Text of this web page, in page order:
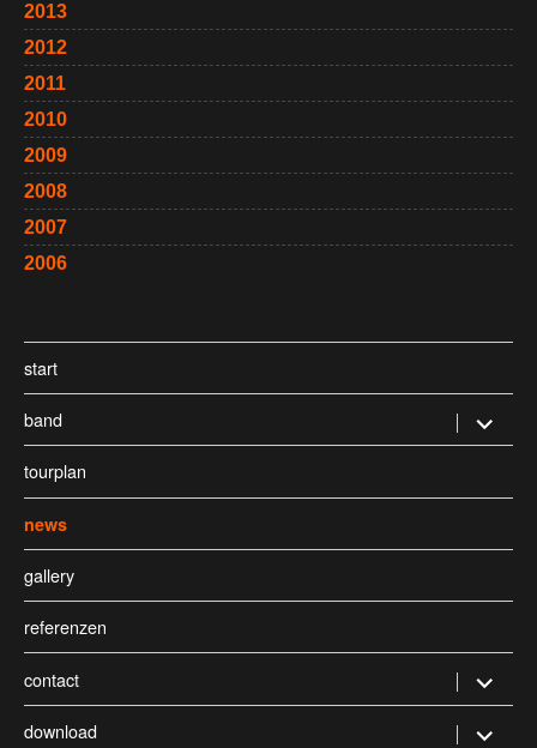
2013
2012
2011
2010
2009
2008
2007
2006
start
band
öffnen
tourplan
news
gallery
referenzen
contact
öffnen
download